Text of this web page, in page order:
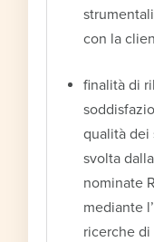
con la
finalità di
qualità dei
svolta
nominate
mediante
ricerche